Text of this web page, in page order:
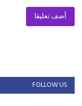
أضف تعليقا
FOLLOW US